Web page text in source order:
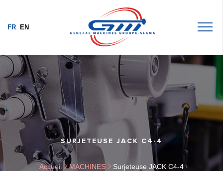
FR EN
SURJETEUSE JACK C4-4
Accueil MACHINES Surjeteuse JACK C4-4